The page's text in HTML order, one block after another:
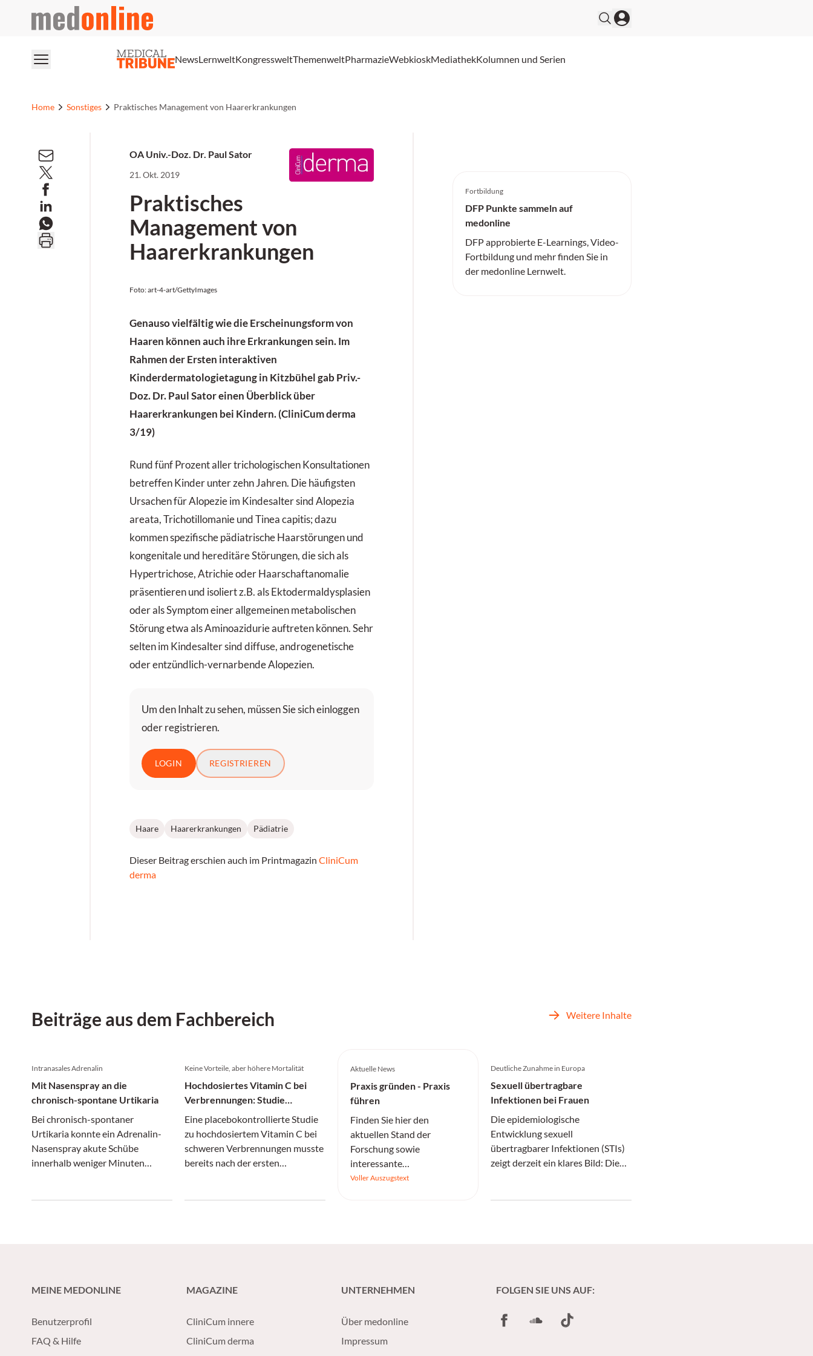
medonline
NewsLernweltKongressweltThemenweltPharmazieWebkioskMediathekKolumnen und Serien
Home Sonstiges Praktisches Management von Haarerkrankungen
OA Univ.-Doz. Dr. Paul Sator
21. Okt. 2019
Praktisches
Management von
Haarerkrankungen
Foto: art-4-art/GettyImages
Genauso vielfältig wie die Erscheinungsform von
Haaren können auch ihre Erkrankungen sein. Im
Rahmen der Ersten interaktiven
Kinderdermatologietagung in Kitzbühel gab Priv.-
Doz. Dr. Paul Sator einen Überblick über
Haarerkrankungen bei Kindern. (CliniCum derma
3/19)
Rund fünf Prozent aller trichologischen Konsultationen
betreffen Kinder unter zehn Jahren. Die häufigsten
Ursachen für Alopezie im Kindesalter sind Alopezia
areata, Trichotillomanie und Tinea capitis; dazu
kommen spezifische pädiatrische Haarstörungen und
kongenitale und hereditäre Störungen, die sich als
Hypertrichose, Atrichie oder Haarschaftanomalie
präsentieren und isoliert z.B. als Ektodermaldysplasien
oder als Symptom einer allgemeinen metabolischen
Störung etwa als Aminoazidurie auftreten können. Sehr
selten im Kindesalter sind diffuse, androgenetische
oder entzündlich-vernarbende Alopezien.
Um den Inhalt zu sehen, müssen Sie sich einloggen
oder registrieren.
LOGIN REGISTRIEREN
Haare Haarerkrankungen Pädiatrie
Dieser Beitrag erschien auch im Printmagazin CliniCum
derma
Fortbildung
DFP Punkte sammeln auf
medonline
DFP approbierte E-Learnings, Video-
Fortbildung und mehr finden Sie in
der medonline Lernwelt.
Beiträge aus dem Fachbereich Weitere Inhalte
Intranasales Adrenalin
Mit Nasenspray an die
chronisch-spontane Urtikaria
Bei chronisch-spontaner
Urtikaria konnte ein Adrenalin-
Nasenspray akute Schübe
innerhalb weniger Minuten
Keine Vorteile, aber höhere Mortalität
Hochdosiertes Vitamin C bei
Verbrennungen: Studie
abgebrochen
Eine placebokontrollierte Studie
zu hochdosiertem Vitamin C bei
schweren Verbrennungen musste
bereits nach der ersten
Aktuelle News
Praxis gründen - Praxis
führen
Finden Sie hier den
aktuellen Stand der
Forschung sowie
interessante
Informationen.
Voller Auszugstext
Deutliche Zunahme in Europa
Sexuell übertragbare
Infektionen bei Frauen
Die epidemiologische
Entwicklung sexuell
übertragbarer Infektionen (STIs)
zeigt derzeit ein klares Bild: Die
begriffen.
MEINE MEDONLINE
Benutzerprofil
FAQ & Hilfe
MAGAZINE
CliniCum innere
CliniCum derma
UNTERNEHMEN
Über medonline
Impressum
FOLGEN SIE UNS AUF:
FacebookSoundCloud
TikTok